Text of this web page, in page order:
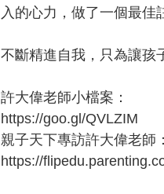
入的心力，做了一個最佳
不斷精進自我，只為讓孩
許大偉老師小檔案：
https://goo.gl/QVLZIM
親子天下專訪許大偉老師：
https://